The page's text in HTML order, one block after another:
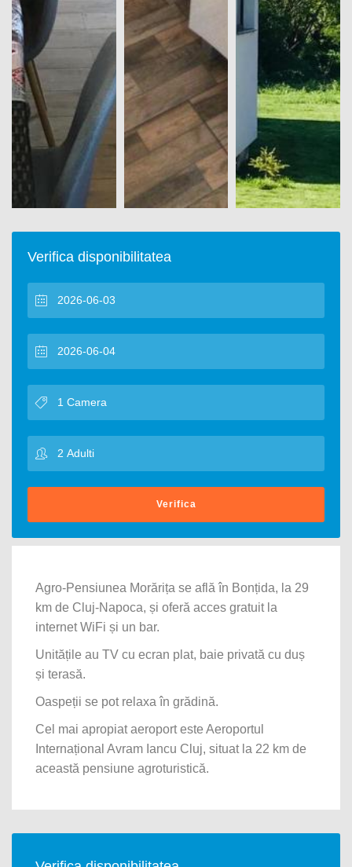
Verifica disponibilitatea
Verifica
Agro-Pensiunea Morărița se află în Bonțida, la 29
km de Cluj-Napoca, și oferă acces gratuit la
internet WiFi și un bar.
Unitățile au TV cu ecran plat, baie privată cu duș
și terasă.
Oaspeții se pot relaxa în grădină.
Cel mai apropiat aeroport este Aeroportul
Internațional Avram Iancu Cluj, situat la 22 km de
această pensiune agroturistică.